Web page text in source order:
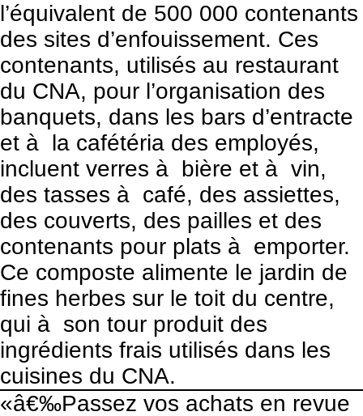
l’équivalent de 500 000 contenants
des sites d’enfouissement. Ces
contenants, utilisés au restaurant
du CNA, pour l’organisation des
banquets, dans les bars d’entracte
et à la cafétéria des employés,
incluent verres à bière et à vin,
des tasses à café, des assiettes,
des couverts, des pailles et des
contenants pour plats à emporter.
Ce composte alimente le jardin de
fines herbes sur le toit du centre,
qui à son tour produit des
ingrédients frais utilisés dans les
cuisines du CNA.
«â€‰Passez vos achats en revue